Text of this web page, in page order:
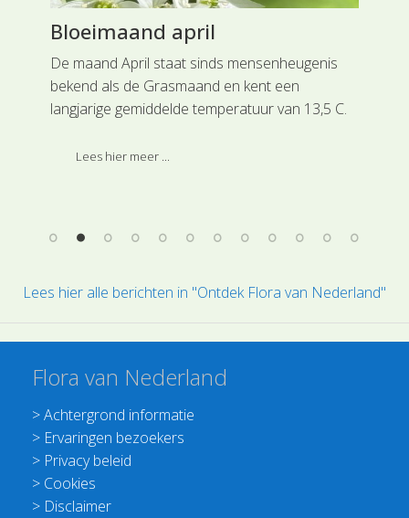
Bloeimaand april
De maand April staat sinds mensenheugenis
bekend als de Grasmaand en kent een
langjarige gemiddelde temperatuur van 13,5 C.
steeds meer bloeiende kruiden.
Lees hier meer ...
Lees hier alle berichten in "Ontdek Flora van Nederland"
Flora van Nederland
>Achtergrond informatie
> Ervaringen bezoekers
> Privacy beleid
> Cookies
> Disclaimer